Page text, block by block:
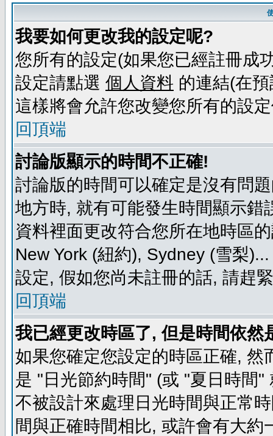
我要如何更改我的設定呢?
您所有的設定(如果您已經註冊成
設定請點選 個人資料 的連結(在
這樣將會允許您改變您所有的設
回頂端
討論版顯示的時間不正確!
討論版的時間可以確定是沒有問
地方時, 就有可能發生時間顯示
資料裡面更改符合您所在地時區
New York (紐約), Sydney (雪梨
設定, 假如您尚未註冊的話, 請趕
回頂端
我已經更改時區了, 但是時間依然
如果您確定您設定的時區正確,
是 "日光節約時間" (或 "夏日時間
不被設計來處理日光時間與正常
間與正確時間相比, 或許會有大約